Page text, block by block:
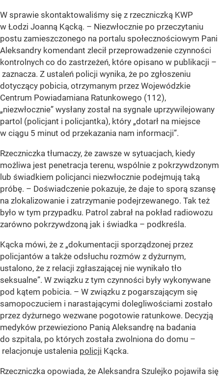
W sprawie skontaktowaliśmy się z rzeczniczką KWP
w Łodzi Joanną Kącką. – Niezwłocznie po przeczytaniu
postu zamieszczonego na portalu społecznościowym Pani
Aleksandry komendant zlecił przeprowadzenie czynności
kontrolnych co do zastrzeżeń, które opisano w publikacji –
zaznacza. Z ustaleń policji wynika, że po zgłoszeniu
dotyczący pobicia, otrzymanym przez Wojewódzkie
Centrum Powiadamiana Ratunkowego (112),
„niezwłocznie” wysłany został na sygnale uprzywilejowany
partol (policjant i policjantka), który „dotarł na miejsce
w ciągu 5 minut od przekazania nam informacji”.
Rzeczniczka tłumaczy, że zawsze w sytuacjach, kiedy
możliwa jest penetracja terenu, wspólnie z pokrzywdzonym
lub świadkiem policjanci niezwłocznie podejmują taką
próbę. – Doświadczenie pokazuje, że daje to sporą szansę
na zlokalizowanie i zatrzymanie podejrzewanego. Tak też
było w tym przypadku. Patrol zabrał na pokład radiowozu
zarówno pokrzywdzoną jak i świadka – podkreśla.
Kącka mówi, że z „dokumentacji sporządzonej przez
policjantów a także odsłuchu rozmów z dyżurnym,
ustalono, że z relacji zgłaszającej nie wynikało tło
seksualne”. W związku z tym czynności były wykonywane
pod kątem pobicia. – W związku z pogarszającym się
samopoczuciem i narastającymi dolegliwościami zostało
przez dyżurnego wezwane pogotowie ratunkowe. Decyzją
medyków przewieziono Panią Aleksandrę na badania
do szpitala, po których została zwolniona do domu –
relacjonuje ustalenia policji Kącka.
Rzeczniczka opowiada, że Aleksandra Szulejko pojawiła się